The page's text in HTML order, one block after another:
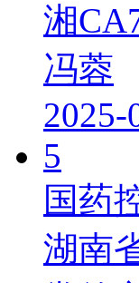
湘
冯蓉
2025-
5
国药
湖南